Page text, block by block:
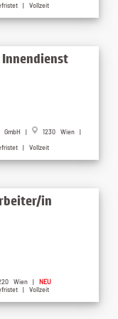
| Vollzeit
GmbH |
1230 Wien |
| Vollzeit
in
Wien | NEU
| Vollzeit